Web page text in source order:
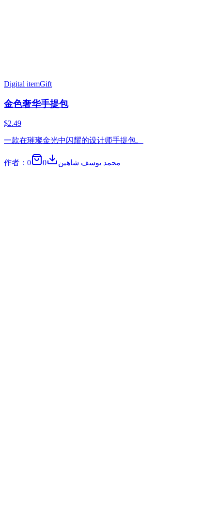
Digital itemGift
金色奢华手提包
$2.49
一款在璀璨金光中闪耀的设计师手提包。
作者：محمد يوسف شاهين 0
0